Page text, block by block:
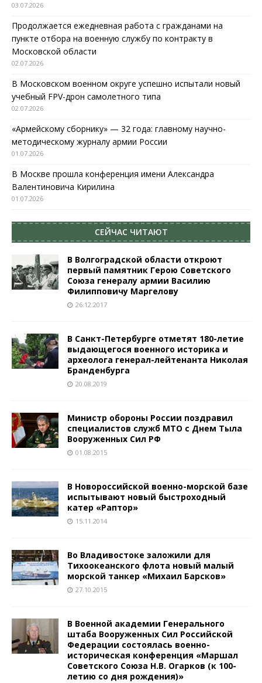
03.07.2026
Продолжается ежедневная работа с гражданами на
пункте отбора на военную службу по контракту в
Московской области
02.07.2026
В Московском военном округе успешно испытали новый
учебный FPV-дрон самолетного типа
02.07.2026
«Армейскому сборнику» — 32 года: главному научно-
методическому журналу армии России
01.07.2026
В Москве прошла конференция имени Александра
Валентиновича Кирилина
01.07.2026
СЕЙЧАС ЧИТАЮТ
В Волгоградской области откроют
первый памятник Герою Советского
Союза генералу армии Василию
Филипповичу Маргелову
26.12.2017
В Санкт-Петербурге отметят 180-летие
выдающегося военного историка и
археолога генерал-лейтенанта Николая
Бранденбурга
20.08.2019
Министр обороны России поздравил
специалистов служб МТО с Днем Тыла
Вооруженных Сил РФ
01.08.2015
В Новороссийской военно-морской базе
испытывают новый быстроходный
катер «Раптор»
15.11.2014
Во Владивостоке заложили для
Тихоокеанского флота новый малый
морской танкер «Михаил Барсков»
27.10.2015
В Военной академии Генерального
штаба Вооруженных Сил Российской
Федерации состоялась военно-
историческая конференция «Маршал
Советского Союза Н.В. Огарков (к 100-
летию со дня рождения)»